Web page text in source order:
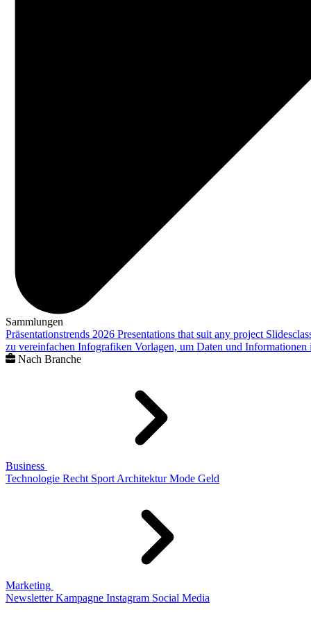
Sammlungen
Präsentationstrends 2026 Presentations that suit any project
zu vereinfachen Infografiken Vorlagen, um Daten und
Nach Branche
Business
Technologie Recht Sport Architektur Mode Geld
Marketing
Newsletter Kampagne Instagram Social Media